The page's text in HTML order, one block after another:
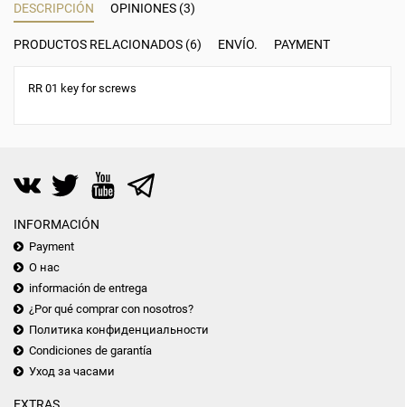
DESCRIPCIÓN OPINIONES (3)
PRODUCTOS RELACIONADOS (6) ENVÍO. PAYMENT
RR 01 key for screws
INFORMACIÓN
Payment
О нас
información de entrega
¿Por qué comprar con nosotros?
Политика конфиденциальности
Condiciones de garantía
Уход за часами